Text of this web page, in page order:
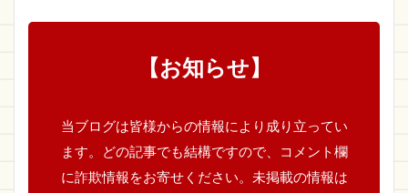
【お知らせ】
当ブログは皆様からの情報により成り立ってい
ます。どの記事でも結構ですので、コメント欄
に詐欺情報をお寄せください。未掲載の情報は